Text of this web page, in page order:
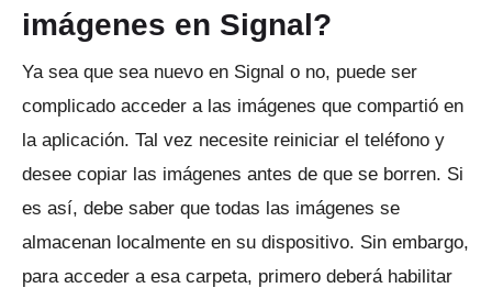
imágenes en Signal?
Ya sea que sea nuevo en Signal o no, puede ser
complicado acceder a las imágenes que compartió en
la aplicación. Tal vez necesite reiniciar el teléfono y
desee copiar las imágenes antes de que se borren. Si
es así, debe saber que todas las imágenes se
almacenan localmente en su dispositivo. Sin embargo,
para acceder a esa carpeta, primero deberá habilitar